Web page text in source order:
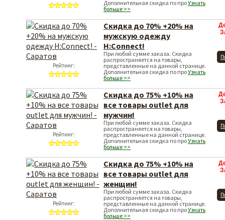
Дополнительная скидка по проУзнать
больше >>
Рейтинг:
Скидка до 70% +20% на
мужскую одежду
H:Connect!
При любой сумме заказа. Скидка
распространяется на товары,
представленные на данной странице.
Дополнительная скидка по проУзнать
больше >>
Рейтинг:
Скидка до 75% +10% на
все товары outlet для
мужчин!
При любой сумме заказа. Скидка
распространяется на товары,
представленные на данной странице.
Дополнительная скидка по проУзнать
больше >>
Рейтинг:
Скидка до 75% +10% на
все товары outlet для
женщин!
При любой сумме заказа. Скидка
распространяется на товары,
представленные на данной странице.
Дополнительная скидка по проУзнать
больше >>